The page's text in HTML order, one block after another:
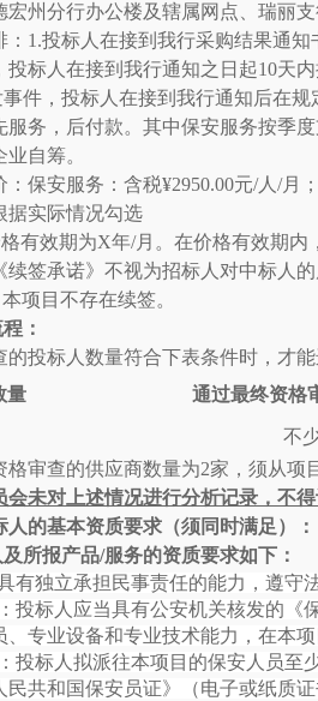
宏州分行办公楼及辖属网点、瑞丽支
1.投标人在接到我行采购结果通
投标人在接到我行通知之日起10天
事件，投标人在接到我行通知后在规
服务，后付款。其中保安服务按季度
自筹。
：保安服务：含税¥2950.00元/人/月
据实际情况勾选
有效期为X年/月。在价格有效期
续签承诺》不视为招标人对中标人
项目不存在续签。
：
的投标人数量符合下表条件时，才
量
通过最终资格
不
格审查的供应商数量为2家，须从项
会未对上述情况进行分析记录，不得
人的基本资质要求（须同时满足）：
所报产品/服务的资质要求如下：
有独立承担民事责任的能力，遵守
投标人应当具有公安机关核发的
、专业设备和专业技术能力，在本
投标人拟派往本项目的保安人员至
民共和国保安员证》（电子或纸质